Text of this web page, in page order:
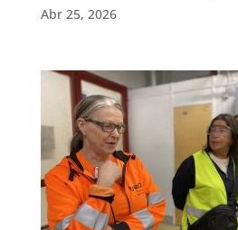
Abr 25, 2026